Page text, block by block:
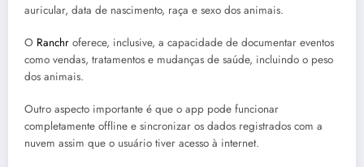
auricular, data de nascimento, raça e sexo dos animais.
O Ranchr oferece, inclusive, a capacidade de documentar eventos
como vendas, tratamentos e mudanças de saúde, incluindo o peso
dos animais.
Outro aspecto importante é que o app pode funcionar
completamente offline e sincronizar os dados registrados com a
nuvem assim que o usuário tiver acesso à internet.